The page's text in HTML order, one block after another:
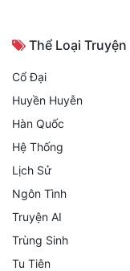
Thể Loại Truyện
Cổ Đại
Huyền Huyễn
Hàn Quốc
Hệ Thống
Lịch Sử
Ngôn Tình
Truyện AI
Trùng Sinh
Tu Tiên